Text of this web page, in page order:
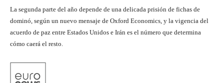
La segunda parte del año depende de una delicada prisión de fichas de
dominó, según un nuevo mensaje de Oxford Economics, y la vigencia del
acuerdo de paz entre Estados Unidos e Irán es el número que determina
cómo caerá el resto.